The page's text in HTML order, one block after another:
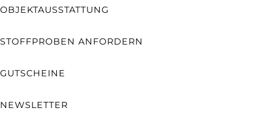
OBJEKTAUSSTATTUNG
STOFFPROBEN ANFORDERN
GUTSCHEINE
NEWSLETTER